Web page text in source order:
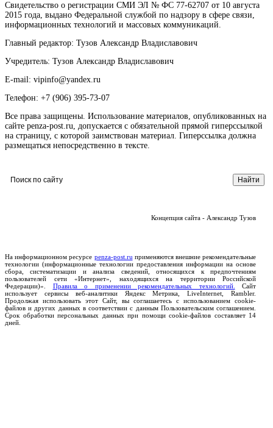
Свидетельство о регистрации СМИ ЭЛ № ФС 77-62707 от 10 августа
2015 года, выдано Федеральной службой по надзору в сфере связи,
информационных технологий и массовых коммуникаций.
Главный редактор: Тузов Александр Владиславович
Учредитель: Тузов Александр Владиславович
E-mail: vipinfo@yandex.ru
Телефон: +7 (906) 395-73-07
Все права защищены. Использование материалов, опубликованных на
сайте penza-post.ru, допускается с обязательной прямой гиперссылкой
на страницу, с которой заимствован материал. Гиперссылка должна
размещаться непосредственно в тексте.
Концепция сайта - Александр Тузов
На информационном ресурсе penza-post.ru применяются внешние рекомендательные
технологии (информационные технологии предоставления информации на основе
сбора, систематизации и анализа сведений, относящихся к предпочтениям
пользователей сети «Интернет», находящихся на территории Российской
Федерации)». Правила о применении рекомендательных технологий.
Сайт
использует сервисы веб-аналитики Яндекс Метрика, LiveInternet, Rambler.
Продолжая использовать этот Сайт, вы соглашаетесь с использованием cookie-
файлов и других данных в соответствии с данным Пользовательским соглашением.
Срок обработки персональных данных при помощи cookie-файлов составляет 14
дней.